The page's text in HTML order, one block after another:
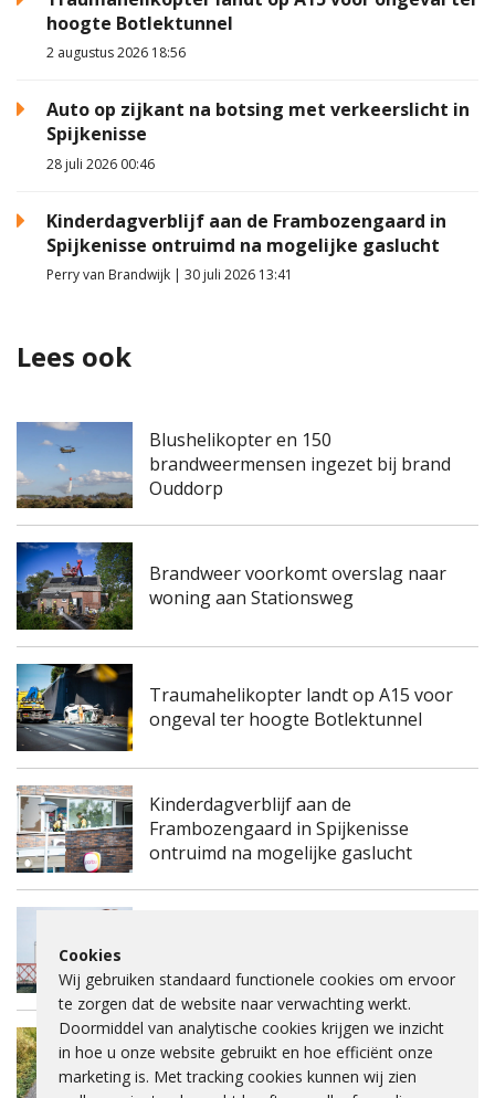
hoogte Botlektunnel
2 augustus 2026 18:56
Auto op zijkant na botsing met verkeerslicht in
Spijkenisse
28 juli 2026 00:46
Kinderdagverblijf aan de Frambozengaard in
Spijkenisse ontruimd na mogelijke gaslucht
Perry van Brandwijk | 30 juli 2026 13:41
Lees ook
Blushelikopter en 150
brandweermensen ingezet bij brand
Ouddorp
Brandweer voorkomt overslag naar
woning aan Stationsweg
Traumahelikopter landt op A15 voor
ongeval ter hoogte Botlektunnel
Kinderdagverblijf aan de
Frambozengaard in Spijkenisse
ontruimd na mogelijke gaslucht
Fietspad Lange Schenkeldijk afgesloten
vanwege verzakking asfalt en ernstige
Cookies
Wij gebruiken standaard functionele cookies om ervoor
te zorgen dat de website naar verwachting werkt.
Doormiddel van analytische cookies krijgen we inzicht
in hoe u onze website gebruikt en hoe efficiënt onze
marketing is. Met tracking cookies kunnen wij zien